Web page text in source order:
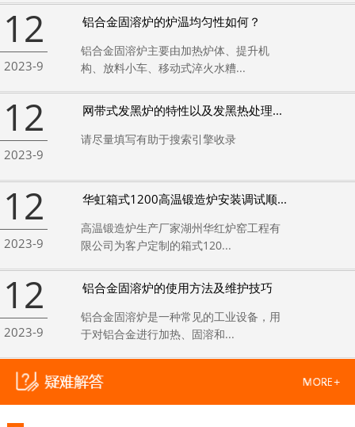
12
2023-9
铝合金固溶炉的炉温均匀性如何？
铝合金固溶炉主要由加热炉体、提升机
构、放料小车、移动式淬火水糟...
12
2023-9
网带式发黑炉的特性以及发黑热处理...
请尽量填写有助于搜索引擎收录
12
2023-9
华虹箱式1200高温锻造炉安装调试顺...
高温锻造炉生产厂家湖州华红炉窑工程有
限公司为客户定制的箱式120...
12
2023-9
铝合金固溶炉的使用方法及维护技巧
铝合金固溶炉是一种常见的工业设备，用
于对铝合金进行加热、固溶和...